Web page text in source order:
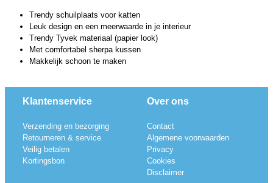
Trendy schuilplaats voor katten
Leuk design en een meerwaarde in je interieur
Trendy Tyvek materiaal (papier look)
Met comfortabel sherpa kussen
Makkelijk schoon te maken
Klantenservice
Verzending en bezorging
Retourneren & service
Veilig betalen
Kortingsbon
Over ons
Contact
Algemene voorwaarden
Privacy
Cookies
Disclaimer